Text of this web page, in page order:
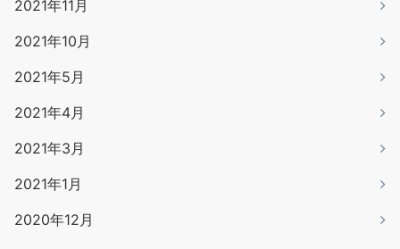
2021年11月
2021年10月
2021年5月
2021年4月
2021年3月
2021年1月
2020年12月